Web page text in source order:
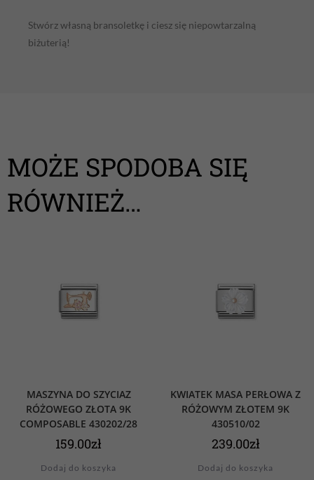
Stwórz własną bransoletkę i ciesz się niepowtarzalną
biżuterią!
MOŻE SPODOBA SIĘ
RÓWNIEŻ…
MASZYNA DO SZYCIAZ
RÓŻOWEGO ZŁOTA 9K
COMPOSABLE 430202/28
159.00zł
Dodaj do koszyka
KWIATEK MASA PERŁOWA Z
RÓŻOWYM ZŁOTEM 9K
430510/02
239.00zł
Dodaj do koszyka